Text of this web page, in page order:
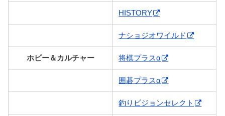
HISTORY
ナショジオワイルド
ホビー＆カルチャー 将棋プラスα
囲碁プラスα
釣りビジョンセレクト